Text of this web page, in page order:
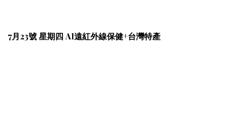
7月23號 星期四 AI遠紅外線保健+台灣特產